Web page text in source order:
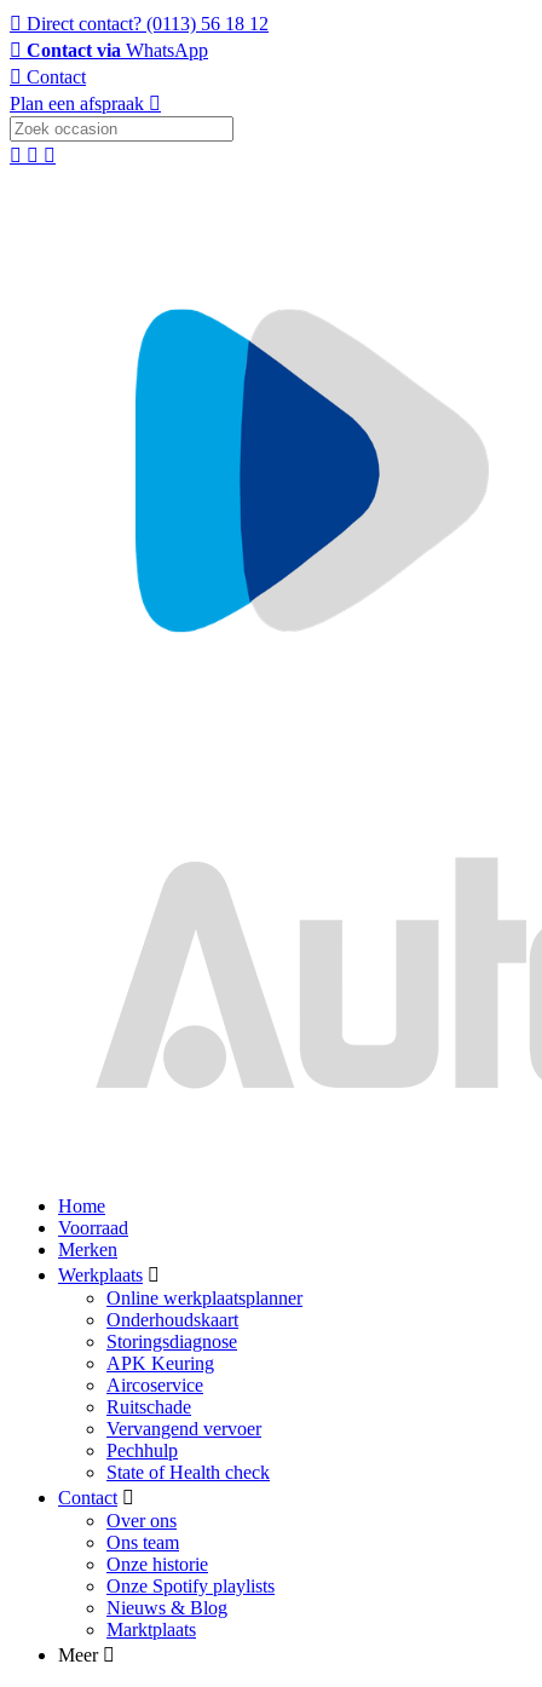
Direct contact? (0113) 56 18 12
Contact via WhatsApp
Contact
Plan een afspraak
Home
Voorraad
Merken
Werkplaats
Online werkplaatsplanner
Onderhoudskaart
Storingsdiagnose
APK Keuring
Aircoservice
Ruitschade
Vervangend vervoer
Pechhulp
State of Health check
Contact
Over ons
Ons team
Onze historie
Onze Spotify playlists
Nieuws & Blog
Marktplaats
Meer